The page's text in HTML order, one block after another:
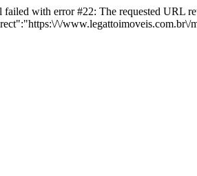
with error #22: The requested URL
\/www.legattoimoveis.com.br\/